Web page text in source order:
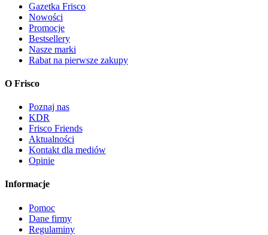
Gazetka Frisco
Nowości
Promocje
Bestsellery
Nasze marki
Rabat na pierwsze zakupy
O Frisco
Poznaj nas
KDR
Frisco Friends
Aktualności
Kontakt dla mediów
Opinie
Informacje
Pomoc
Dane firmy
Regulaminy